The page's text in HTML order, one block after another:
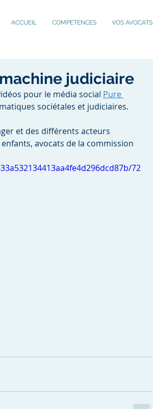
ACCUEIL COMPETENCES VOS AVOCATS
judiciaire
pour le média social Pure
sociétales et judiciaires.
et des différents acteurs
avocats de la commission
72